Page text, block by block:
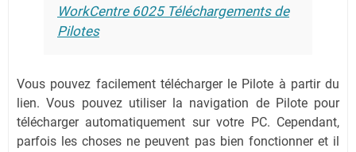
WorkCentre 6025 Téléchargements de
Pilotes
Vous pouvez facilement télécharger le Pilote à partir du
lien.Vous pouvez utiliser la navigation de Pilote pour
télécharger automatiquement sur votre PC. Cependant,
parfois les choses ne peuvent pas bien fonctionner et il